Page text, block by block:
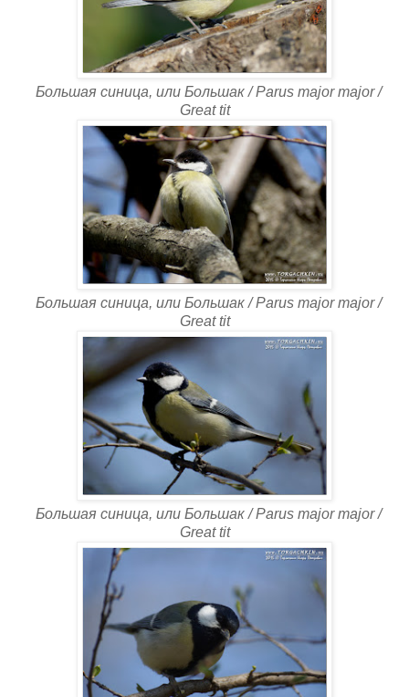
Большая синица, или Большак / Parus major major /
Great tit
Большая синица, или Большак / Parus major major /
Great tit
Большая синица, или Большак / Parus major major /
Great tit